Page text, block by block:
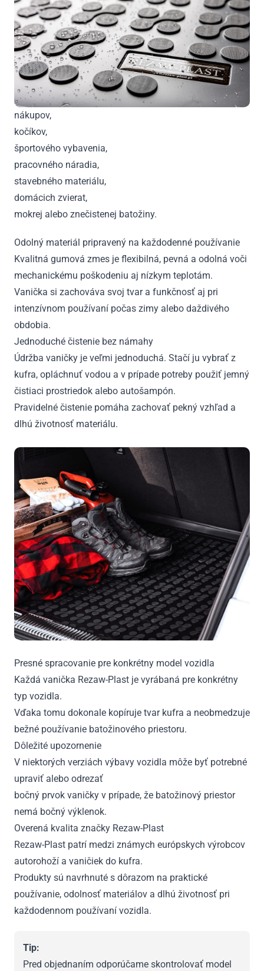
nákupov,
kočíkov,
športového vybavenia,
pracovného náradia,
stavebného materiálu,
domácich zvierat,
mokrej alebo znečistenej batožiny.
Odolný materiál pripravený na každodenné používanie
Kvalitná gumová zmes je flexibilná, pevná a odolná voči
mechanickému poškodeniu aj nízkym teplotám.
Vanička si zachováva svoj tvar a funkčnosť aj pri
intenzívnom používaní počas zimy alebo daždivého
obdobia.
Jednoduché čistenie bez námahy
Údržba vaničky je veľmi jednoduchá. Stačí ju vybrať z
kufra, opláchnuť vodou a v prípade potreby použiť jemný
čistiaci prostriedok alebo autošampón.
Pravidelné čistenie pomáha zachovať pekný vzhľad a
dlhú životnosť materiálu.
Presné spracovanie pre konkrétny model vozidla
Každá vanička Rezaw-Plast je vyrábaná pre konkrétny
typ vozidla.
Vďaka tomu dokonale kopíruje tvar kufra a neobmedzuje
bežné používanie batožinového priestoru.
Dôležité upozornenie
V niektorých verziách výbavy vozidla môže byť potrebné
upraviť alebo odrezať
bočný prvok vaničky v prípade, že batožinový priestor
nemá bočný výklenok.
Overená kvalita značky Rezaw-Plast
Rezaw-Plast patrí medzi známych európskych výrobcov
autorohoží a vaničiek do kufra.
Produkty sú navrhnuté s dôrazom na praktické
používanie, odolnosť materiálov a dlhú životnosť pri
každodennom používaní vozidla.
Tip:
Pred objednaním odporúčame skontrolovať model